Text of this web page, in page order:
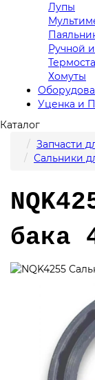
Лупы
Ручной
Хомуты
Уценка и
Каталог
Запчасти
Сальники
бака